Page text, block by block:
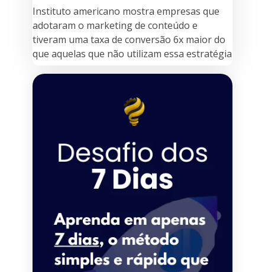
Instituto americano mostra empresas que
adotaram o marketing de conteúdo e
tiveram uma taxa de conversão 6x maior do
que aquelas que não utilizam essa estratégia